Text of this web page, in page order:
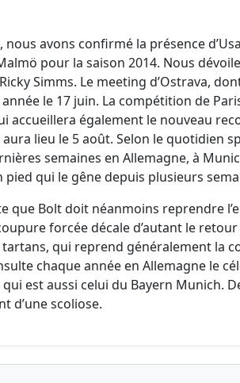
avons confirmé la présence
pour la saison 2014. Nous
Simms. Le meeting d’Ostrava,
le 17 juin. La compétition de
accueillera également le nouveau
aura lieu le 5 août. Selon le quotidien
semaines en Allemagne, à
qui le gêne depuis plusieurs
que Bolt doit néanmoins reprendre
forcée décale d’autant le
qui reprend généralement la
chaque année en Allemagne le
est aussi celui du Bayern Munich.
d’une scoliose.